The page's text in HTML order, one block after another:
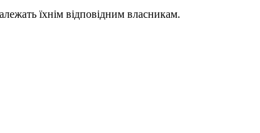
їхнім відповідним власникам.